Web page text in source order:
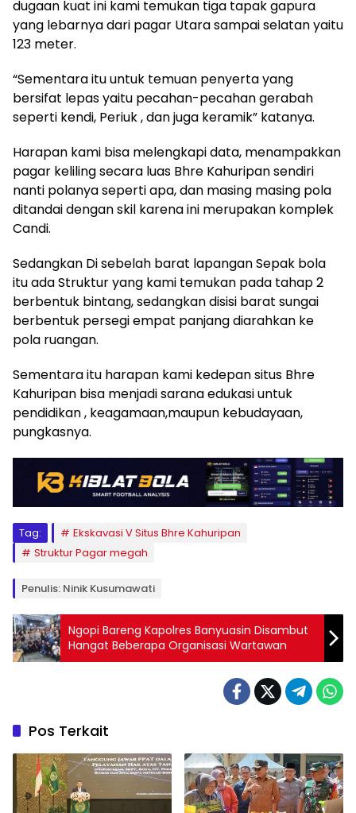
dugaan kuat ini kami temukan tiga tapak gapura
yang lebarnya dari pagar Utara sampai selatan yaitu
123 meter.
“Sementara itu untuk temuan penyerta yang
bersifat lepas yaitu pecahan-pecahan gerabah
seperti kendi, Periuk , dan juga keramik” katanya.
Harapan kami bisa melengkapi data, menampakkan
pagar keliling secara luas Bhre Kahuripan sendiri
nanti polanya seperti apa, dan masing masing pola
ditandai dengan skil karena ini merupakan komplek
Candi.
Sedangkan Di sebelah barat lapangan Sepak bola
itu ada Struktur yang kami temukan pada tahap 2
berbentuk bintang, sedangkan disisi barat sungai
berbentuk persegi empat panjang diarahkan ke
pola ruangan.
Sementara itu harapan kami kedepan situs Bhre
Kahuripan bisa menjadi sarana edukasi untuk
pendidikan , keagamaan,maupun kebudayaan,
pungkasnya.
Tag:
Ekskavasi V Situs Bhre Kahuripan
Struktur Pagar megah
Penulis: Ninik Kusumawati
Ngopi Bareng Kapolres Banyuasin Disambut
Hangat Beberapa Organisasi Wartawan
Pos Terkait